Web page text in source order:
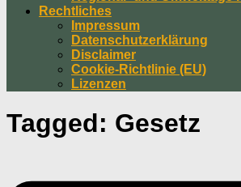
Rechtliches
Impressum
Datenschutzerklärung
Disclaimer
Cookie-Richtlinie (EU)
Lizenzen
Tagged: Gesetz